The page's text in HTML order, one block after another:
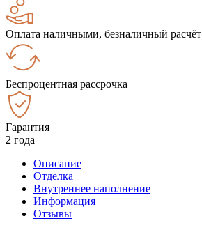
Оплата наличными, безналичный расчёт
Беспроцентная рассрочка
Гарантия
2 года
Описание
Отделка
Внутреннее наполнение
Информация
Отзывы